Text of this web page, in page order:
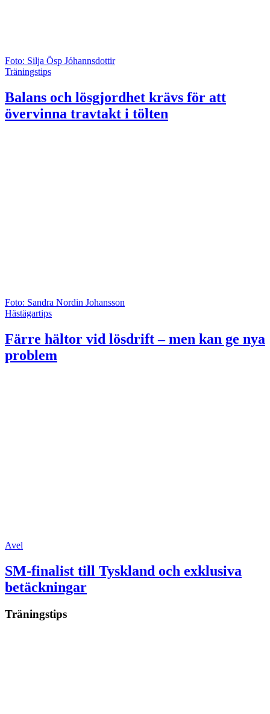
Foto: Silja Ösp Jóhannsdottir
Träningstips
Balans och lösgjordhet krävs för att
övervinna travtakt i tölten
Foto: Sandra Nordin Johansson
Hästägartips
Färre hältor vid lösdrift – men kan ge nya
problem
Avel
SM-finalist till Tyskland och exklusiva
betäckningar
Träningstips